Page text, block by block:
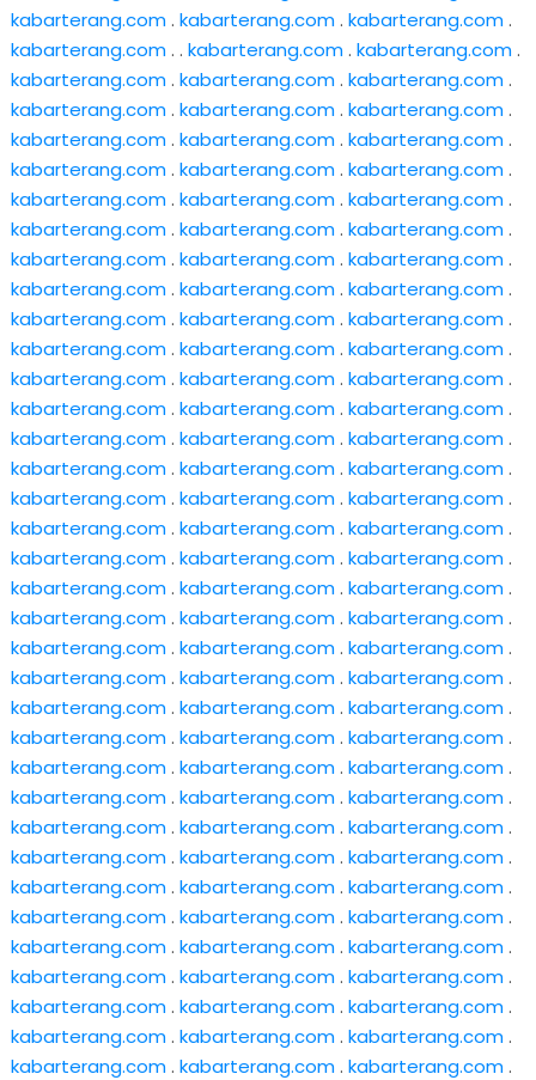
kabarterang.com. kabarterang.com. kabarterang.com.
kabarterang.com. . kabarterang.com. kabarterang.com.
kabarterang.com. kabarterang.com. kabarterang.com.
kabarterang.com. kabarterang.com. kabarterang.com.
kabarterang.com. kabarterang.com. kabarterang.com.
kabarterang.com. kabarterang.com. kabarterang.com.
kabarterang.com. kabarterang.com. kabarterang.com.
kabarterang.com. kabarterang.com. kabarterang.com.
kabarterang.com. kabarterang.com. kabarterang.com.
kabarterang.com. kabarterang.com. kabarterang.com.
kabarterang.com. kabarterang.com. kabarterang.com.
kabarterang.com. kabarterang.com. kabarterang.com.
kabarterang.com. kabarterang.com. kabarterang.com.
kabarterang.com. kabarterang.com. kabarterang.com.
kabarterang.com. kabarterang.com. kabarterang.com.
kabarterang.com. kabarterang.com. kabarterang.com.
kabarterang.com. kabarterang.com. kabarterang.com.
kabarterang.com. kabarterang.com. kabarterang.com.
kabarterang.com. kabarterang.com. kabarterang.com.
kabarterang.com. kabarterang.com. kabarterang.com.
kabarterang.com. kabarterang.com. kabarterang.com.
kabarterang.com. kabarterang.com. kabarterang.com.
kabarterang.com. kabarterang.com. kabarterang.com.
kabarterang.com. kabarterang.com. kabarterang.com.
kabarterang.com. kabarterang.com. kabarterang.com.
kabarterang.com. kabarterang.com. kabarterang.com.
kabarterang.com. kabarterang.com. kabarterang.com.
kabarterang.com. kabarterang.com. kabarterang.com.
kabarterang.com. kabarterang.com. kabarterang.com.
kabarterang.com. kabarterang.com. kabarterang.com.
kabarterang.com. kabarterang.com. kabarterang.com.
kabarterang.com. kabarterang.com. kabarterang.com.
kabarterang.com. kabarterang.com. kabarterang.com.
kabarterang.com. kabarterang.com. kabarterang.com.
kabarterang.com. kabarterang.com. kabarterang.com.
kabarterang.com. kabarterang.com. kabarterang.com.